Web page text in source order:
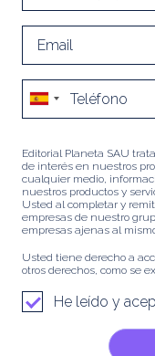
Editorial Planeta SAU
de interés en nuestros
cualquier medio,
nuestros productos y
Usted al completar y
empresas de nuestro
empresas ajenas al
Usted tiene derecho a
otros derechos, como se
He leído y